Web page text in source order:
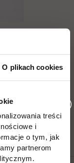
O plikach cookies
treści
i
o tym, jak
partnerom